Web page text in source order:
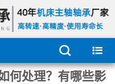
何处理？有哪些影